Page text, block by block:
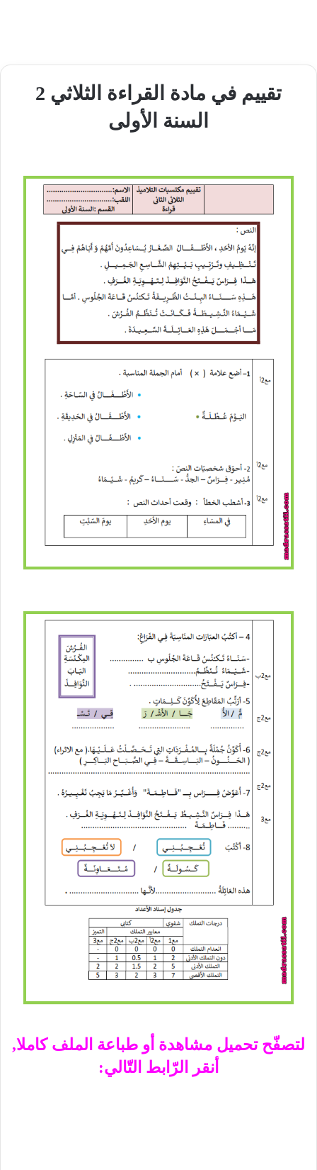
تقييم في مادة القراءة الثلاثي 2
السنة الأولى
لتصفّح تحميل مشاهدة أو طباعة الملف كاملا,
أنقر الرّابط التّالي: